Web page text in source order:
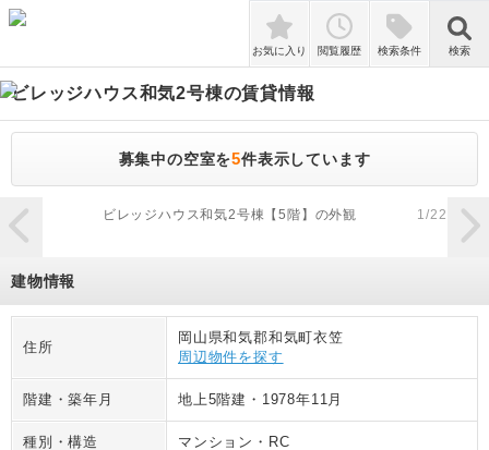
検索
お気に入り 閲覧履歴 検索条件 検索
ビレッジハウス和気2号棟の賃貸情報
募集中の空室を5件表示しています
zoom_in
ビレッジハウス和気2号棟【5階】の外観 1/22
建物情報
住所
岡山県和気郡和気町衣笠
周辺物件を探す
階建・築年月 地上5階建 ・ 1978年11月
種別・構造 マンション ・ RC